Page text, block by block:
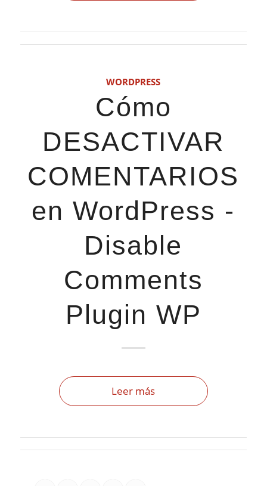
WORDPRESS
Cómo
DESACTIVAR
COMENTARIOS
en WordPress -
Disable
Comments
Plugin WP
Leer más